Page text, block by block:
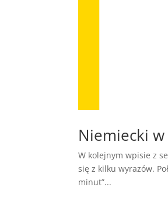
Niemiecki
W kolejnym wpisie z
się z kilku wyrazów.
minut”...